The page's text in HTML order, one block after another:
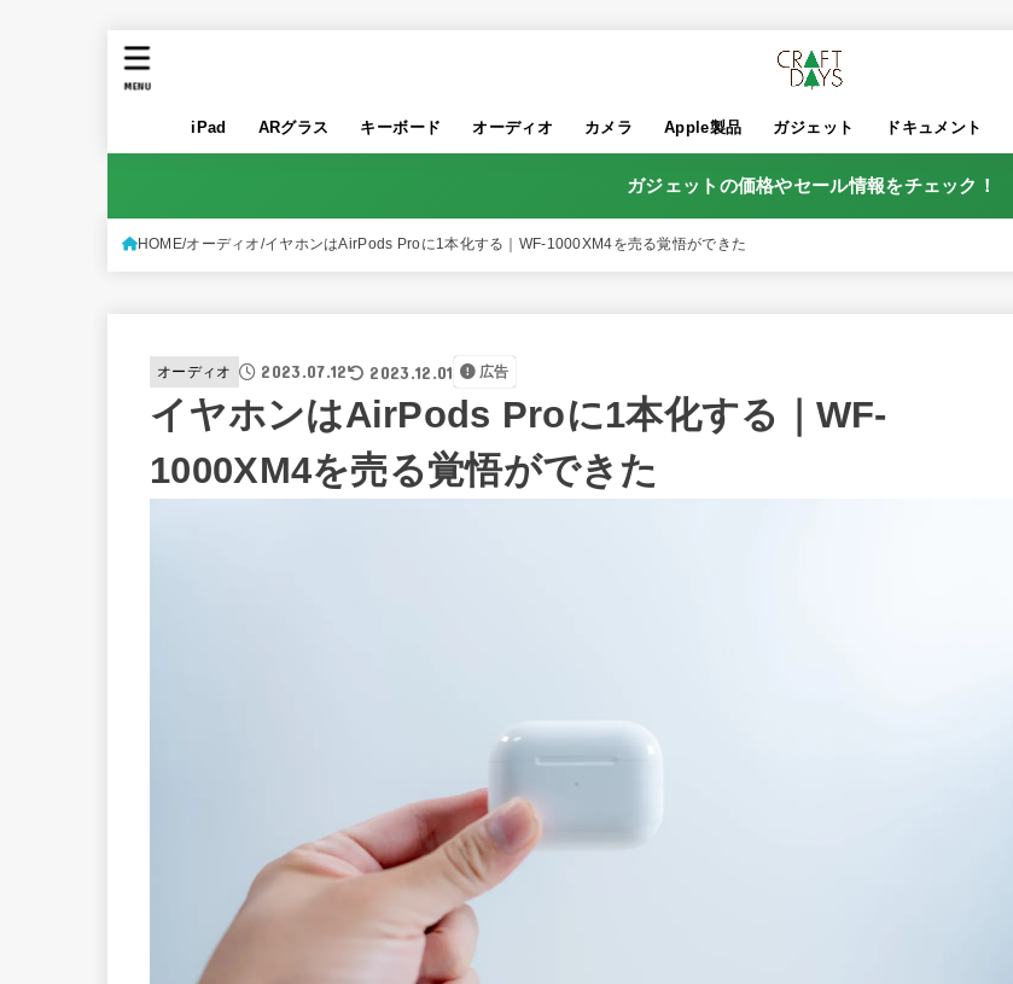
iPad ARグラス キーボード オーディオ カメラ Apple製品 ガジェット ドキュメント
MENU
ガジェットの価格やセール情報をチェック！
HOME オーディオ イヤホンはAirPods Proに1本化する｜WF-1000XM4を売る覚悟ができた
オーディオ 2023.07.12 2023.12.01 広告
イヤホンはAirPods Proに1本化する｜WF-
1000XM4を売る覚悟ができた